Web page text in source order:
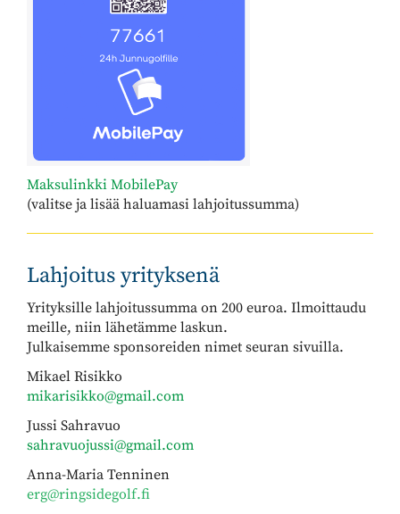
Maksulinkki MobilePay
(valitse ja lisää haluamasi lahjoitussumma)
Lahjoitus yrityksenä
Yrityksille lahjoitussumma on 200 euroa. Ilmoittaudu
meille, niin lähetämme laskun.
​​​​​​​Julkaisemme sponsoreiden nimet seuran sivuilla.
Mikael Risikko
mikarisikko@gmail.com
Jussi Sahravuo
sahravuojussi@gmail.com
Anna-Maria Tenninen
erg@ringsidegolf.fi